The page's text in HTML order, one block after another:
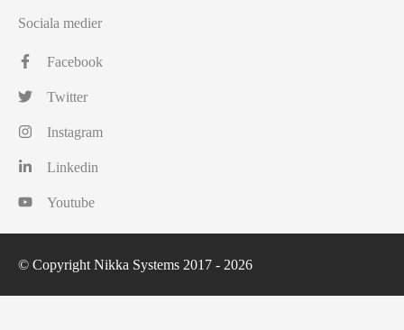
Sociala medier
Facebook
Twitter
Instagram
Linkedin
Youtube
© Copyright Nikka Systems 2017 - 2026